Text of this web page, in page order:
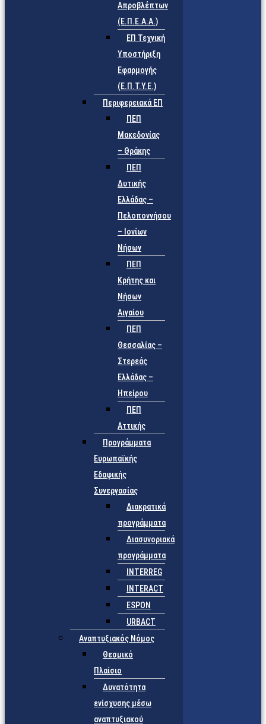
Απροβλέπτων
(Ε.Π.Ε.Α.Α.)
ΕΠ Τεχνική
Υποστήριξη
Εφαρμογής
(Ε.Π.Τ.Υ.Ε.)
Περιφερειακά ΕΠ
ΠΕΠ
Μακεδονίας
– Θράκης
ΠΕΠ
Δυτικής
Ελλάδας –
Πελοποννήσου
– Ιονίων
Νήσων
ΠΕΠ
Κρήτης και
Νήσων
Αιγαίου
ΠΕΠ
Θεσσαλίας –
Στερεάς
Ελλάδας –
Ηπείρου
ΠΕΠ
Αττικής
Προγράμματα
Ευρωπαϊκής
Εδαφικής
Συνεργασίας
Διακρατικά
προγράμματα
Διασυνοριακά
προγράμματα
INTERREG
INTERACT
ESPON
URBACT
Αναπτυξιακός Νόμος
Θεσμικό
Πλαίσιο
Δυνατότητα
ενίσχυσης μέσω
αναπτυξιακού